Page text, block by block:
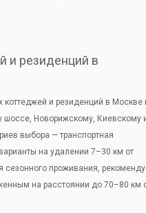
и резиденций в
и резиденций в Москве
шоссе, Новорижскому, Киевскому
выбора — транспортная
на удалении 7–30 км от
сезонного проживания,
на расстоянии до 70–80 км